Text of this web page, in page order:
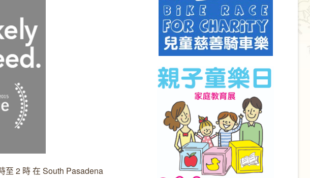
至 2 時 在 South Pasadena